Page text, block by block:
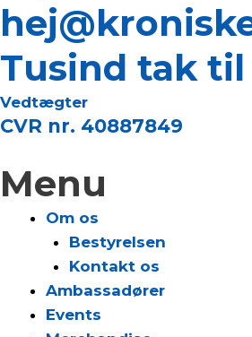
Tusind tak til
Vedtægter
CVR nr. 40887849
Menu
Om os
Bestyrelsen
Kontakt os
Ambassadører
Events